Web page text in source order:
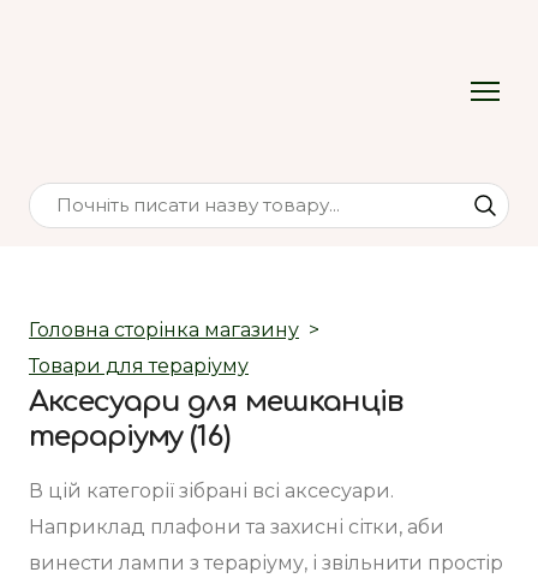
Головна сторінка магазину
Товари для тераріуму
Аксесуари для мешканців
тераріуму (16)
В цій категорії зібрані всі аксесуари.
Наприклад плафони та захисні сітки, аби
винести лампи з тераріуму, і звільнити простір